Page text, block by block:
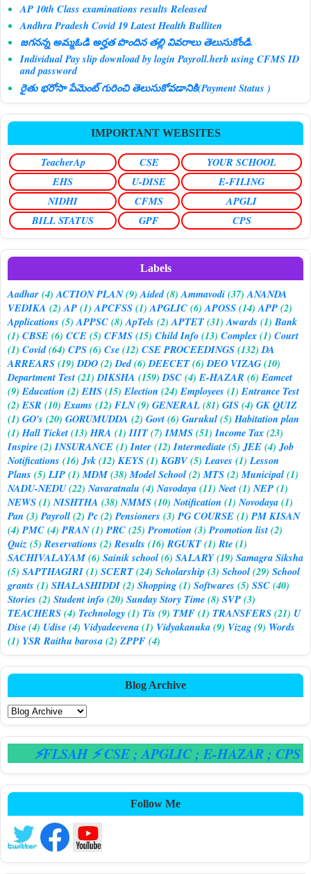
AP 10th Class examinations results Released
Andhra Pradesh Covid 19 Latest Health Bulliten
జగనన్న అమ్మఓడి అర్హత పొందిన తల్లి వివరాలు తెలుసుకోండి.
Individual Pay slip download by login Payroll.herb using CFMS ID
and password
రైతు భరోసా పేమెంట్ గురించి తెలుసుకోవడానికి(Payment Status )
IMPORTANT WEBSITES
TeacherAp CSE
YOUR SCHOOL
EHS
U-DISE
E-FILING
NIDHI
CFMS
APGLI
BILL STATUS
GPF CPS
Labels
Aadhar(4) ACTION PLAN(9) Aided(8) Ammavodi(37) ANANDA
VEDIKA (2) AP(1) APCFSS(1) APGLIC(6) APOSS(14) APP(2)
Applications (5) APPSC(8) ApTels (2) APTET(31) Awards (1) Bank
(1) CBSE(6) CCE(5) CFMS(15) Child Info(13) Complex(1) Court
(1) Covid(64) CPS(6) Cse(12) CSE PROCEEDINGS(132) DA
ARREARS(19) DDO(2) Ded(6) DEECET(6) DEO VIZAG(10)
Department Test(21) DIKSHA (159) DSC(4) E-HAZAR (6) Eamcet
(9) Education (2) EHS(15) Election (24) Employees (1) Entrance Test
(2) ESR (10) Exams (12) FLN(9) GENERAL(81) GIS(4) GK QUIZ
(1) GO's (20) GORUMUDDA (2) Govt(6) Gurukul(5) Habitation plan
(1) Hall Ticket(13) HRA (1) IIIT(7) IMMS(51) Income Tax(23)
Inspire(2) INSURANCE(1) Inter(12) Intermediate(5) JEE(4) Job
Notifications (16) Jvk(12) KEYS(1) KGBV(5) Leaves (1) Lesson
Plans (5) LIP(1) MDM(38) Model School(2) MTS(2) Municipal(1)
NADU-NEDU(22) Navaratnalu (4) Navodaya(11) Neet(1) NEP(1)
NEWS(1) NISHTHA (38) NMMS(10) Notification (1) Novodaya(1)
Pan (3) Payroll(2) Pc(2) Pensioners (3) PG COURSE(1) PM KISAN
(4) PMC(4) PRAN(1) PRC(25) Promotion (3) Promotion list(2)
Quiz(5) Reservations (2) Results (16) RGUKT(1) Rte(1)
SACHIVALAYAM(6) Sainik school(6) SALARY(19) Samagra Siksha
(5) SAPTHAGIRI(1) SCERT(24) Scholarship(3) School(29) School
grants (1) SHALASHIDDI(2) Shopping(1) Softwares (5) SSC(40)
Stories (2) Student info(20) Sunday Story Time(8) SVP(3)
TEACHERS(4) Technology(1) Tis (9) TMF(1) TRANSFERS(21) U
Dise(4) Udise(4) Vidyadeevena(1) Vidyakanuka(9) Vizag(9) Words
(1) YSR Raithu barosa(2) ZPPF(4)
Blog Archive
⚡FLSAH ⚡ CSE; APGLIC; E-HAZAR; CPS
Follow Me